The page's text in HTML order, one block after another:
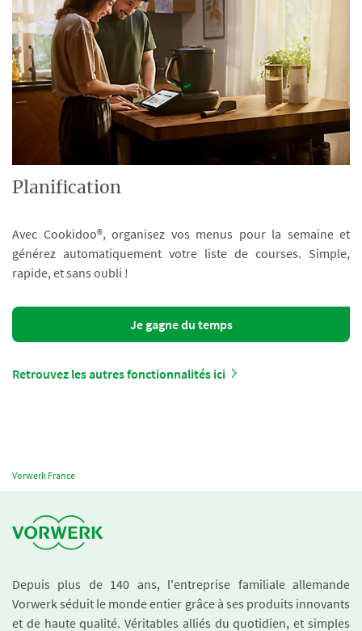
Planification
Avec Cookidoo®, organisez vos menus pour la semaine et
générez automatiquement votre liste de courses. Simple,
rapide, et sans oubli !
Je gagne du temps
Retrouvez les autres fonctionnalités ici
Vorwerk France
Depuis plus de 140 ans, l'entreprise familiale allemande
Vorwerk séduit le monde entier grâce à ses produits innovants
et de haute qualité. Véritables alliés du quotidien, et simples